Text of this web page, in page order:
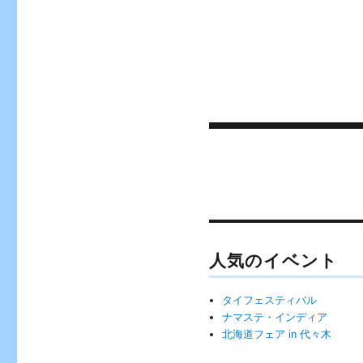
ビ
ゲ
ー
シ
ョ
人気のイベント
タイフェスティバル
ナマステ・インディア
北海道フェア in 代々木